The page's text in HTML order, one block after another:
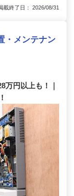
終了日： 2026/08/31
・メンテナン
万円以上も！｜